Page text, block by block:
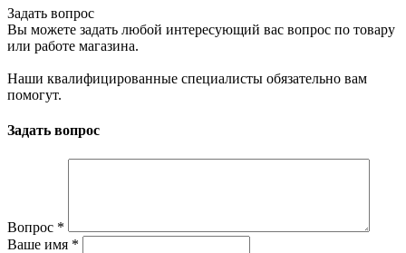
Задать вопрос
Вы можете задать любой интересующий вас вопрос по товару
или работе магазина.
Наши квалифицированные специалисты обязательно вам
помогут.
Задать вопрос
Вопрос *
Ваше имя *